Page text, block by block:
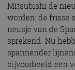
Mitsubishi de
worden: de frisse
neusje van de
sprekend. Nu
spannender
bijvoorbeeld een